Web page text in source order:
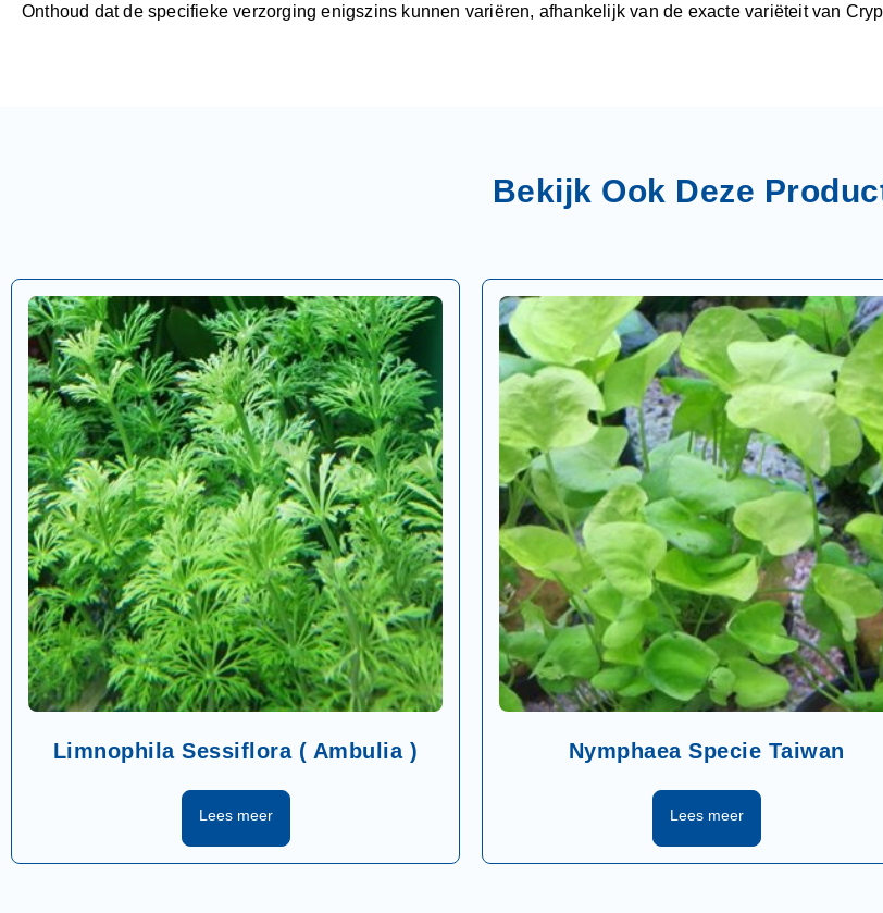
Onthoud dat de specifieke verzorging enigszins kunnen variëren, afhankelijk van de exacte variëteit van
Limnophila Sessiflora ( Ambulia ) Nymphaea Specie Taiwan